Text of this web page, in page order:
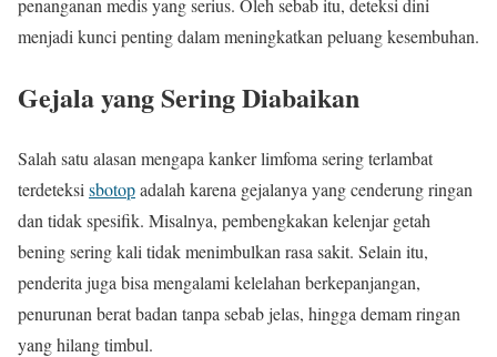
penanganan medis yang serius. Oleh sebab itu, deteksi dini
menjadi kunci penting dalam meningkatkan peluang kesembuhan.
Gejala yang Sering Diabaikan
Salah satu alasan mengapa kanker limfoma sering terlambat
terdeteksi sbotopadalah karena gejalanya yang cenderung ringan
dan tidak spesifik. Misalnya, pembengkakan kelenjar getah
bening sering kali tidak menimbulkan rasa sakit. Selain itu,
penderita juga bisa mengalami kelelahan berkepanjangan,
penurunan berat badan tanpa sebab jelas, hingga demam ringan
yang hilang timbul.